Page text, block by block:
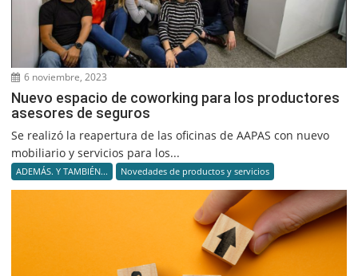
6 noviembre, 2023
Nuevo espacio de coworking para los productores
asesores de seguros
Se realizó la reapertura de las oficinas de AAPAS con nuevo
mobiliario y servicios para los...
ADEMÁS. Y TAMBIÉN... Novedades de productos y servicios